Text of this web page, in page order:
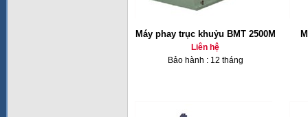
Máy phay trục khuỷu BMT 2500M
Liên hệ
Bảo hành : 12 tháng